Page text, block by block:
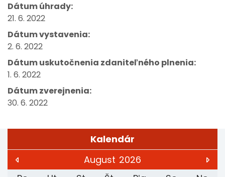
Dátum úhrady:
21. 6. 2022
Dátum vystavenia:
2. 6. 2022
Dátum uskutočnenia zdaniteľného plnenia:
1. 6. 2022
Dátum zverejnenia:
30. 6. 2022
Kalendár
August 2026